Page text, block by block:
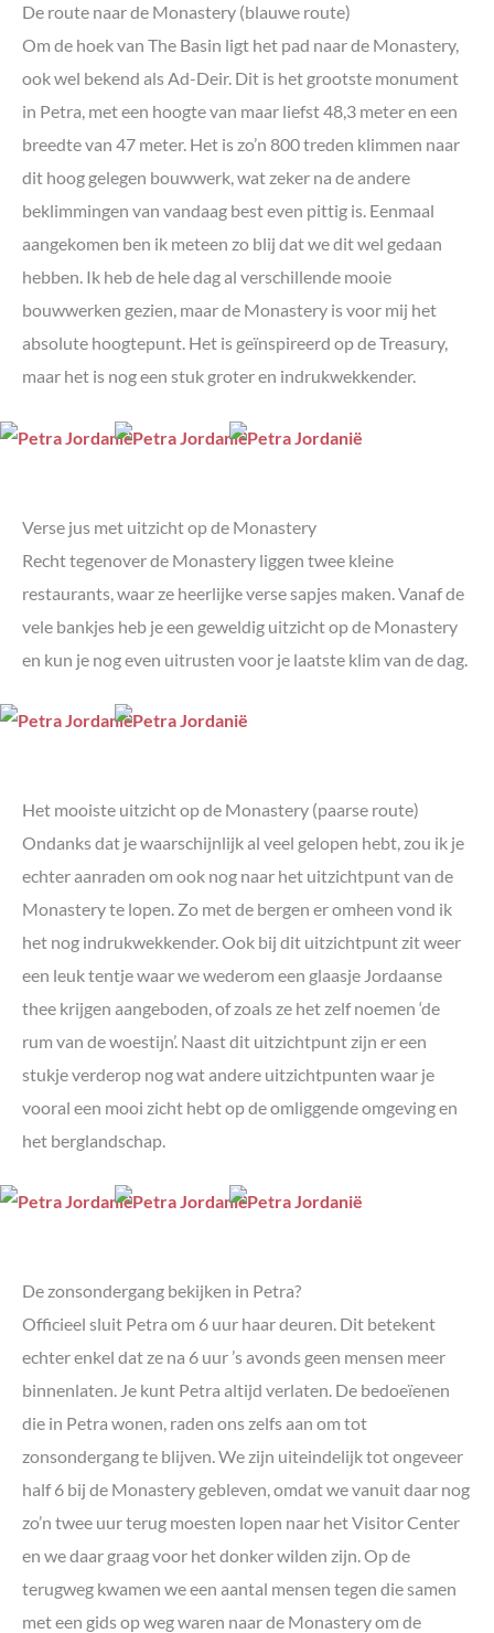
De route naar de Monastery (blauwe route)
Om de hoek van The Basin ligt het pad naar de Monastery,
ook wel bekend als Ad-Deir. Dit is het grootste monument
in Petra, met een hoogte van maar liefst 48,3 meter en een
breedte van 47 meter. Het is zo’n 800 treden klimmen naar
dit hoog gelegen bouwwerk, wat zeker na de andere
beklimmingen van vandaag best even pittig is. Eenmaal
aangekomen ben ik meteen zo blij dat we dit wel gedaan
hebben. Ik heb de hele dag al verschillende mooie
bouwwerken gezien, maar de Monastery is voor mij het
absolute hoogtepunt. Het is geïnspireerd op de Treasury,
maar het is nog een stuk groter en indrukwekkender.
Verse jus met uitzicht op de Monastery
Recht tegenover de Monastery liggen twee kleine
restaurants, waar ze heerlijke verse sapjes maken. Vanaf de
vele bankjes heb je een geweldig uitzicht op de Monastery
en kun je nog even uitrusten voor je laatste klim van de dag.
Het mooiste uitzicht op de Monastery (paarse route)
Ondanks dat je waarschijnlijk al veel gelopen hebt, zou ik je
echter aanraden om ook nog naar het uitzichtpunt van de
Monastery te lopen. Zo met de bergen er omheen vond ik
het nog indrukwekkender. Ook bij dit uitzichtpunt zit weer
een leuk tentje waar we wederom een glaasje Jordaanse
thee krijgen aangeboden, of zoals ze het zelf noemen ‘de
rum van de woestijn’. Naast dit uitzichtpunt zijn er een
stukje verderop nog wat andere uitzichtpunten waar je
vooral een mooi zicht hebt op de omliggende omgeving en
het berglandschap.
De zonsondergang bekijken in Petra?
Officieel sluit Petra om 6 uur haar deuren. Dit betekent
echter enkel dat ze na 6 uur ’s avonds geen mensen meer
binnenlaten. Je kunt Petra altijd verlaten. De bedoeïenen
die in Petra wonen, raden ons zelfs aan om tot
zonsondergang te blijven. We zijn uiteindelijk tot ongeveer
half 6 bij de Monastery gebleven, omdat we vanuit daar nog
zo’n twee uur terug moesten lopen naar het Visitor Center
en we daar graag voor het donker wilden zijn. Op de
terugweg kwamen we een aantal mensen tegen die samen
met een gids op weg waren naar de Monastery om de